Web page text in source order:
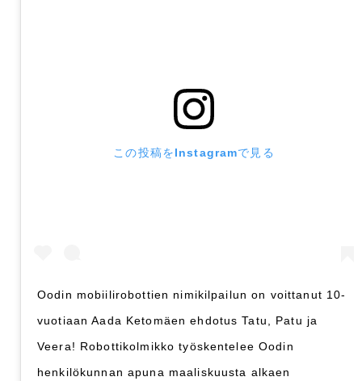
この投稿をInstagramで見る
Oodin mobiilirobottien nimikilpailun on voittanut 10-
vuotiaan Aada Ketomäen ehdotus Tatu, Patu ja
Veera! Robottikolmikko työskentelee Oodin
henkilökunnan apuna maaliskuusta alkaen